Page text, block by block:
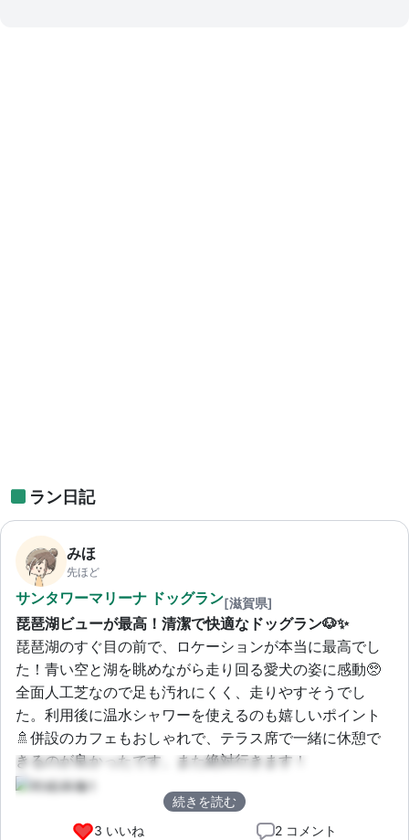
ラン日記
みほ
先ほど
サンタワーマリーナ ドッグラン[滋賀県]
琵琶湖ビューが最高！清潔で快適なドッグラン🐶✨
琵琶湖のすぐ目の前で、ロケーションが本当に最高でし
た！青い空と湖を眺めながら走り回る愛犬の姿に感動🥺
全面人工芝なので足も汚れにくく、走りやすそうでし
た。利用後に温水シャワーを使えるのも嬉しいポイント
🚿併設のカフェもおしゃれで、テラス席で一緒に休憩で
きるのが良かったです。また絶対行きます！
続きを読む
3 いいね
2 コメント